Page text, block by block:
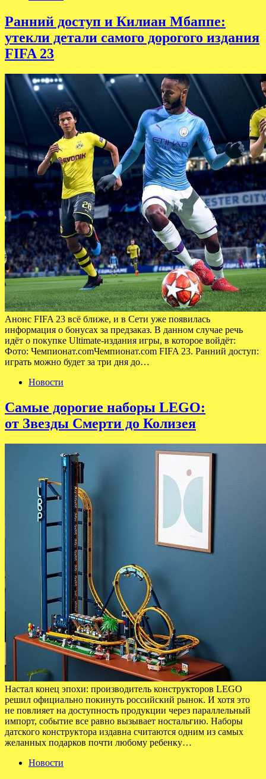
Ранний доступ и Килиан Мбаппе:
утекли детали самого дорогого издания
FIFA 23
Анонс FIFA 23 всё ближе, и в Сети уже появилась
информация о бонусах за предзаказ. В данном случае речь
идёт о покупке Ultimate-издания игры, в которое войдёт:
Фото: Чемпионат.comЧемпионат.com FIFA 23. Ранний доступ:
играть можно будет за три дня до…
Новости
Самые дорогие наборы LEGO:
от Звезды Смерти до Колизея
Настал конец эпохи: производитель конструкторов LEGO
решил официально покинуть российский рынок. И хотя это
не повлияет на доступность продукции через параллельный
импорт, событие все равно вызывает ностальгию. Наборы
датского конструктора издавна считаются одним из самых
желанных подарков почти любому ребенку…
Новости